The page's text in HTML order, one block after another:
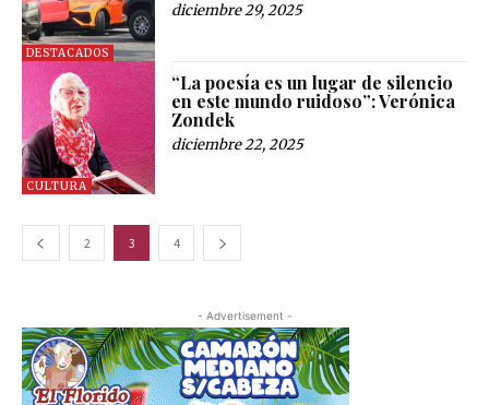
DESTACADOS
diciembre 29, 2025
CULTURA
“La poesía es un lugar de silencio
en este mundo ruidoso”: Verónica
Zondek
diciembre 22, 2025
2 3 4
- Advertisement -